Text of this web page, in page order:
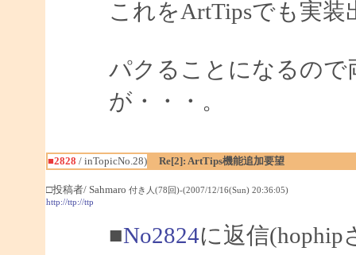
これをArtTipsでも実
パクることになるので
が・・・。
■2828 / inTopicNo.28) Re[2]: ArtTips機能追加要望
□投稿者/ Sahmaro 付き人(78回)-(2007/12/16(Sun) 20:36:05)
http://ttp://ttp
■No2824に返信(hophip